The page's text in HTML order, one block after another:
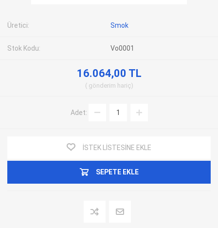
Üretici: Smok
Stok Kodu: Vo0001
16.064,00 TL
gönderim hariç
Adet:
İSTEK LISTESINE EKLE
SEPETE EKLE